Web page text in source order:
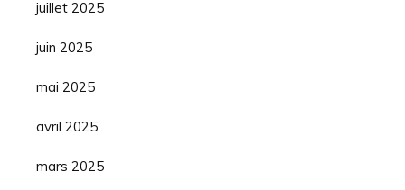
juillet 2025
juin 2025
mai 2025
avril 2025
mars 2025